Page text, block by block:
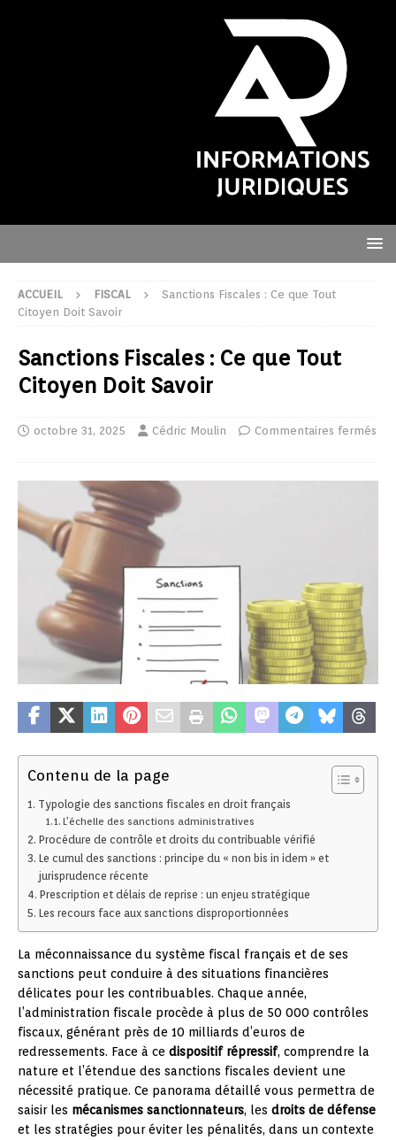
ACCUEIL FISCAL
Sanctions Fiscales : Ce que Tout
Citoyen Doit Savoir
Sanctions Fiscales : Ce que Tout
Citoyen Doit Savoir
octobre 31, 2025 Cédric Moulin Commentaires fermés
Contenu de la page
Typologie des sanctions fiscales en droit français
L’échelle des sanctions administratives
Procédure de contrôle et droits du contribuable vérifié
Le cumul des sanctions : principe du « non bis in idem » et
jurisprudence récente
Prescription et délais de reprise : un enjeu stratégique
Les recours face aux sanctions disproportionnées
La méconnaissance du système fiscal français et de ses
sanctions peut conduire à des situations financières
délicates pour les contribuables. Chaque année,
l’administration fiscale procède à plus de 50 000 contrôles
fiscaux, générant près de 10 milliards d’euros de
redressements. Face à ce dispositif répressif, comprendre la
nature et l’étendue des sanctions fiscales devient une
nécessité pratique. Ce panorama détaillé vous permettra de
saisir les mécanismes sanctionnateurs, les droits de défense
et les stratégies pour éviter les pénalités, dans un contexte